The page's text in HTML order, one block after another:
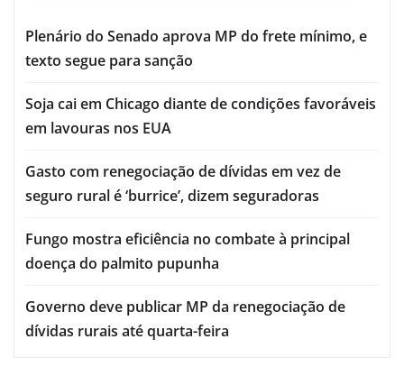
Plenário do Senado aprova MP do frete mínimo, e
texto segue para sanção
Soja cai em Chicago diante de condições favoráveis
em lavouras nos EUA
Gasto com renegociação de dívidas em vez de
seguro rural é ‘burrice’, dizem seguradoras
Fungo mostra eficiência no combate à principal
doença do palmito pupunha
Governo deve publicar MP da renegociação de
dívidas rurais até quarta-feira